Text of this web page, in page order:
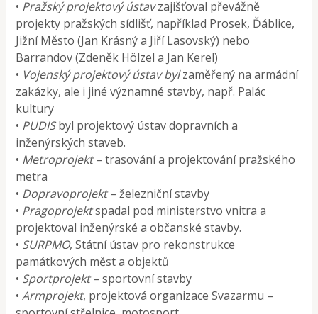
• Pražský projektový ústavzajišťoval převážně
projekty pražských sídlišť, například Prosek, Ďáblice,
Jižní Město (Jan Krásný a Jiří Lasovský) nebo
Barrandov (Zdeněk Hölzel a Jan Kerel)
• Vojenský projektový ústav bylzaměřený na armádní
zakázky, ale i jiné významné stavby, např. Palác
kultury
• PUDISbyl projektový ústav dopravních a
inženýrských staveb.
• Metroprojekt– trasování a projektování pražského
metra
• Dopravoprojekt– železniční stavby
• Pragoprojektspadal pod ministerstvo vnitra a
projektoval inženýrské a občanské stavby.
• SURPMO, Státní ústav pro rekonstrukce
památkových měst a objektů
• Sportprojekt– sportovní stavby
•Armprojekt, projektová organizace Svazarmu –